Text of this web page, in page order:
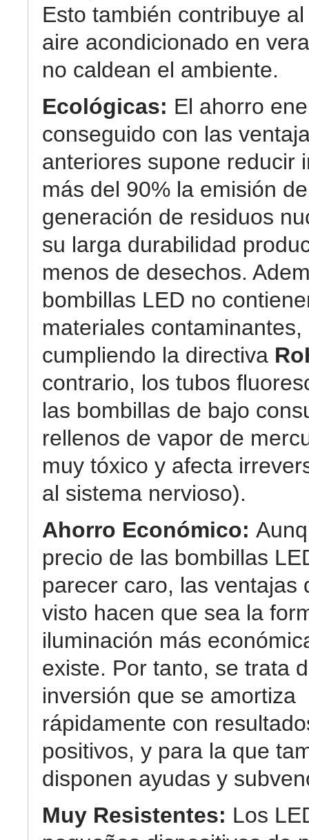
Esto también contribuye
aire acondicionado en
no caldean el ambiente.
Ecológicas: El ahorro
conseguido con las
anteriores supone reducir
más del 90% la emisión
generación de residuos
su larga durabilidad
menos de desechos.
bombillas LED no
materiales contaminantes,
cumpliendo la directiva
contrario, los tubos
las bombillas de bajo
rellenos de vapor de
muy tóxico y afecta
al sistema nervioso).
Ahorro Económico:
precio de las bombillas
parecer caro, las ventajas
visto hacen que sea la
iluminación más
existe. Por tanto, se trata
inversión que se amortiza
rápidamente con
positivos, y para la que
disponen ayudas y
Muy Resistentes: Los